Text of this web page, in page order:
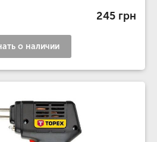
245 грн
о наличии